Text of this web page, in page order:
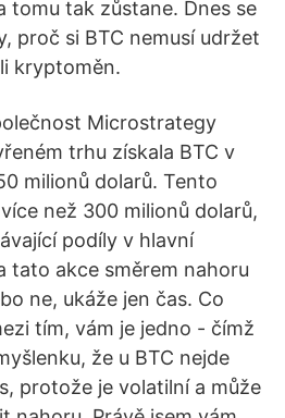
tomu tak zůstane. Dnes se
proč si BTC nemusí udržet
kryptoměn.
Microstrategy
trhu získala BTC v
milionů dolarů. Tento
než 300 milionů dolarů,
podíly v hlavní
tato akce směrem nahoru
ne, ukáže jen čas. Co
tím, vám je jedno - čímž
že u BTC nejde
protože je volatilní a může